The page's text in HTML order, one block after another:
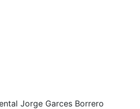
Jorge Garces Borrero